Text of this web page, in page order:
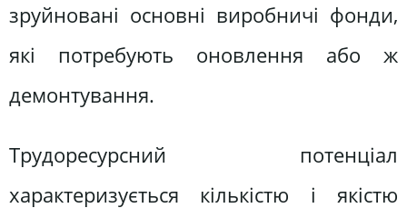
зруйновані основні виробничі фонди,
які потребують оновлення або ж
демонтування.
Трудоресурсний потенціал
характеризується кількістю і якістю